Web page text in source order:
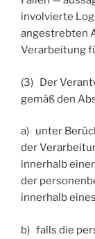
involvierte
angestrebten
Verarbeitung
(3) Der
gemäß den
a) unter
der
innerhalb
der
innerhalb
b) falls die